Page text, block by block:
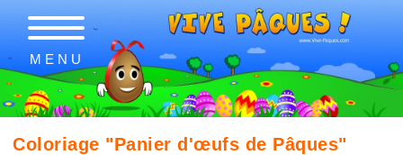
MENU
Coloriage "Panier d'œufs de Pâques"